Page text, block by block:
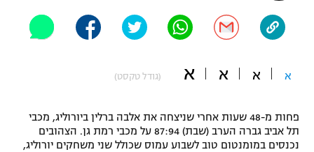
"מחצית בשכונה" – פודקאסט
משתתפים וזוכים בפרסים
תקנון עבור פעילות אלקטרה
טניס
אופניים
פוטבול אמריקאי NFL
א א א א (גודל טקסט)
פחות מ-48 שעות אחרי שניצחה את אלבה ברלין ביורוליג, מכבי
תל אביב גברה הערב (שבת) 87:94 על מכבי רמת גן. הצהובים
נכנסים במומנטום טוב לשבוע עמוס שכולל שני משחקים יורוליג,